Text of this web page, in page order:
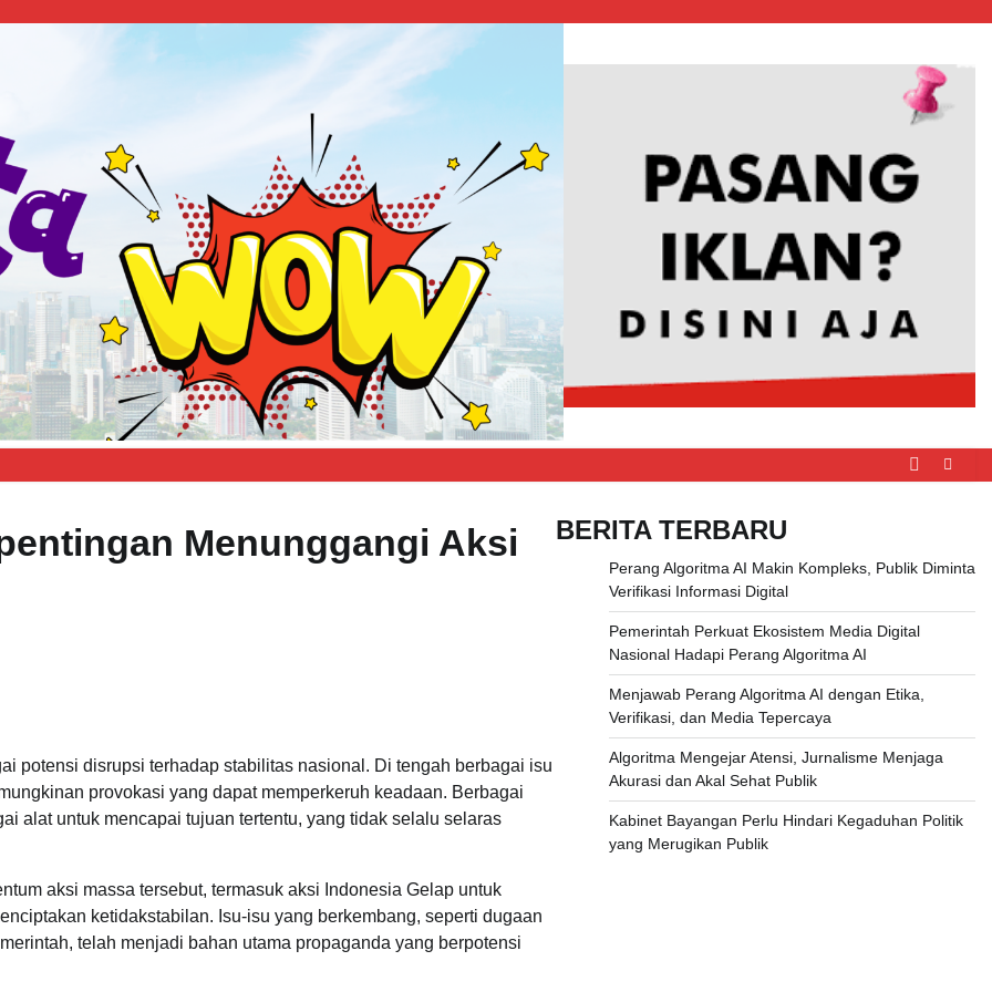
Menunggangi Aksi
potensi disrupsi terhadap stabilitas nasional. Di tengah berbagai isu
provokasi yang dapat memperkeruh keadaan. Berbagai
alat untuk mencapai tujuan tertentu, yang tidak selalu selaras
aksi massa tersebut, termasuk aksi Indonesia Gelap untuk
ketidakstabilan. Isu-isu yang berkembang, seperti dugaan
telah menjadi bahan utama propaganda yang berpotensi
BERITA TERBARU
Perang Algoritma AI Makin Kompleks, Publik Diminta
Verifikasi Informasi Digital
Pemerintah Perkuat Ekosistem Media Digital
Nasional Hadapi Perang Algoritma AI
Menjawab Perang Algoritma AI dengan Etika,
Verifikasi, dan Media Tepercaya
Algoritma Mengejar Atensi, Jurnalisme Menjaga
Akurasi dan Akal Sehat Publik
Kabinet Bayangan Perlu Hindari Kegaduhan Politik
yang Merugikan Publik